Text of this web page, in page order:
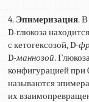
4. Эпимеризация.
D-глюкоза
с кетогексозой, D-
D-маннозой.
конфигурацией при
называются
их